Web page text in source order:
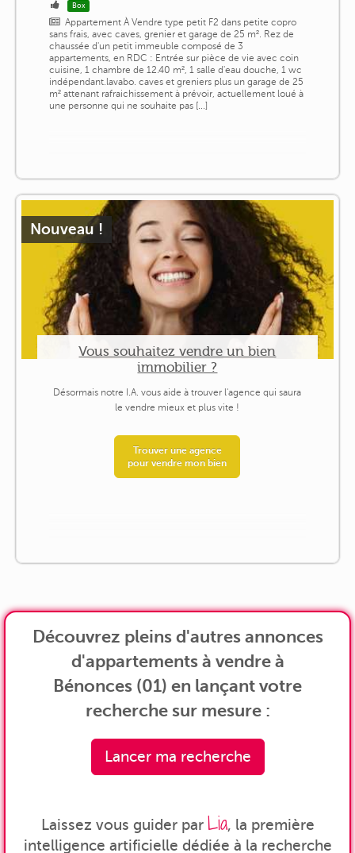
Box
Appartement À Vendre type petit F2 dans petite copro
sans frais, avec caves, grenier et garage de 25 m². Rez de
chaussée d'un petit immeuble composé de 3
appartements, en RDC : Entrée sur pièce de vie avec coin
cuisine, 1 chambre de 12.40 m², 1 salle d'eau douche, 1 wc
indépendant.lavabo. caves et greniers plus un garage de 25
m² attenant rafraichissement à prévoir, actuellement loué à
une personne qui ne souhaite pas [...]
Nouveau !
Vous souhaitez vendre un bien
immobilier ?
Désormais notre I.A. vous aide à trouver l'agence qui saura
le vendre mieux et plus vite !
Trouver une agence
pour vendre mon bien
Découvrez pleins d'autres annonces
d'appartements à vendre à
Bénonces (01) en lançant votre
recherche sur mesure :
Lancer ma recherche
Laissez vous guider par Lia, la première
intelligence artificielle dédiée à la recherche